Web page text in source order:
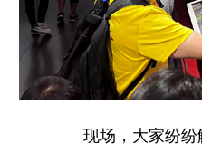
现场，大家纷纷